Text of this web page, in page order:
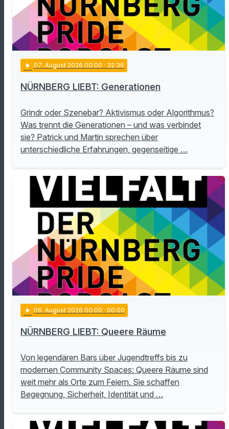
play_arrow 07. August 2026 00:00 · 32:36
NÜRNBERG LIEBT: Generationen
Grindr oder Szenebar? Aktivismus oder Algorithmus?
Was trennt die Generationen – und was verbindet
sie? Patrick und Martin sprechen über
unterschiedliche Erfahrungen, gegenseitige …
play_arrow 06. August 2026 00:00 · 00:00
NÜRNBERG LIEBT: Queere Räume
Von legendären Bars über Jugendtreffs bis zu
modernen Community Spaces: Queere Räume sind
weit mehr als Orte zum Feiern. Sie schaffen
Begegnung, Sicherheit, Identität und …